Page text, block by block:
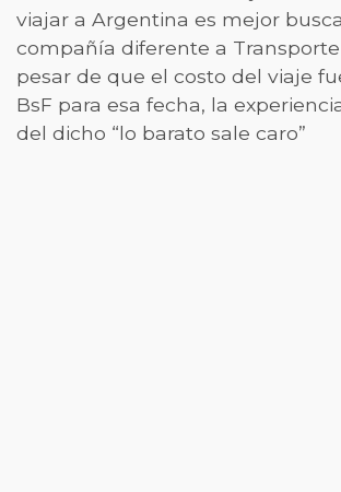
viajar a Argentina es mejor
compañía diferente a
pesar de que el costo del viaje
BsF para esa fecha, la
del dicho “lo barato sale caro”